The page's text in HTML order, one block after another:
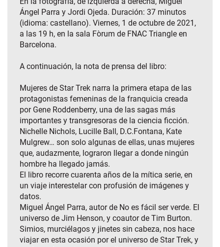
Ángel Parra y Jordi Ojeda. Duración: 37 minutos
(idioma: castellano). Viernes, 1 de octubre de 2021,
a las 19 h, en la sala Fòrum de FNAC Triangle en
Barcelona.
A continuación, la nota de prensa del libro:
Mujeres de Star Trek narra la primera etapa de las
protagonistas femeninas de la franquicia creada
por Gene Roddenberry, una de las sagas más
importantes y transgresoras de la ciencia ficción.
Nichelle Nichols, Lucille Ball, D.C.Fontana, Kate
Mulgrew… son solo algunas de ellas, unas mujeres
que, audazmente, lograron llegar a donde ningún
hombre ha llegado jamás.
El libro recorre cuarenta años de la mítica serie, en
un viaje interestelar con profusión de imágenes y
datos.
Miguel Ángel Parra, autor de No es fácil ser verde. El
universo de Jim Henson, y coautor de Tim Burton.
Simios, murciélagos y jinetes sin cabeza, nos hace
viajar en esta ocasión por el universo de Star Trek, y